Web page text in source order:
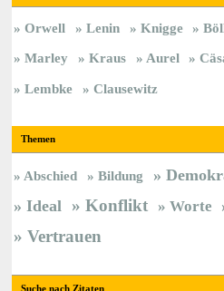
Orwell Lenin Knigge
Marley
Kraus Aurel
Lembke
Clausewitz
Themen
Abschied Bildung
Ideal Konflikt Worte
Vertrauen
Suche nach Zitaten